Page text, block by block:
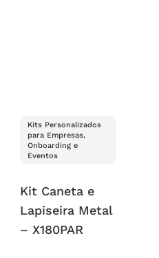
Kits Personalizados
para Empresas,
Onboarding e
Eventos
Kit Caneta e
Lapiseira Metal
– X180PAR